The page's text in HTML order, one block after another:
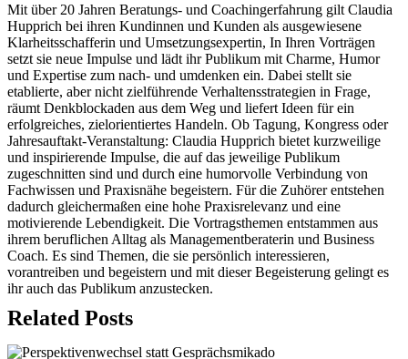
Mit über 20 Jahren Beratungs- und Coachingerfahrung gilt Claudia
Hupprich bei ihren Kundinnen und Kunden als ausgewiesene
Klarheitsschafferin und Umsetzungsexpertin, In Ihren Vorträgen
setzt sie neue Impulse und lädt ihr Publikum mit Charme, Humor
und Expertise zum nach- und umdenken ein. Dabei stellt sie
etablierte, aber nicht zielführende Verhaltensstrategien in Frage,
räumt Denkblockaden aus dem Weg und liefert Ideen für ein
erfolgreiches, zielorientiertes Handeln. Ob Tagung, Kongress oder
Jahresauftakt-Veranstaltung: Claudia Hupprich bietet kurzweilige
und inspirierende Impulse, die auf das jeweilige Publikum
zugeschnitten sind und durch eine humorvolle Verbindung von
Fachwissen und Praxisnähe begeistern. Für die Zuhörer entstehen
dadurch gleichermaßen eine hohe Praxisrelevanz und eine
motivierende Lebendigkeit. Die Vortragsthemen entstammen aus
ihrem beruflichen Alltag als Managementberaterin und Business
Coach. Es sind Themen, die sie persönlich interessieren,
vorantreiben und begeistern und mit dieser Begeisterung gelingt es
ihr auch das Publikum anzustecken.
Related Posts